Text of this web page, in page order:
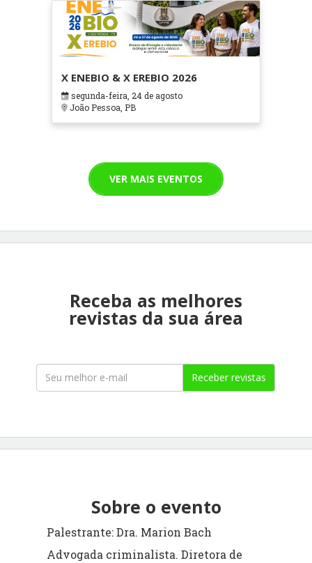
X ENEBIO & X EREBIO 2026
segunda-feira, 24 de agosto
João Pessoa, PB
VER MAIS EVENTOS
Receba as melhores
revistas da sua área
Receber revistas
Sobre o evento
Palestrante: Dra. Marion Bach
Advogada criminalista. Diretora de